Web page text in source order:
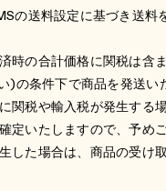
の送料設定に基づき送料
の合計価格に関税は含ま
)の条件下で商品を発送い
関税や輸入税が発生する
定いたしますので、予め
した場合は、商品の受け